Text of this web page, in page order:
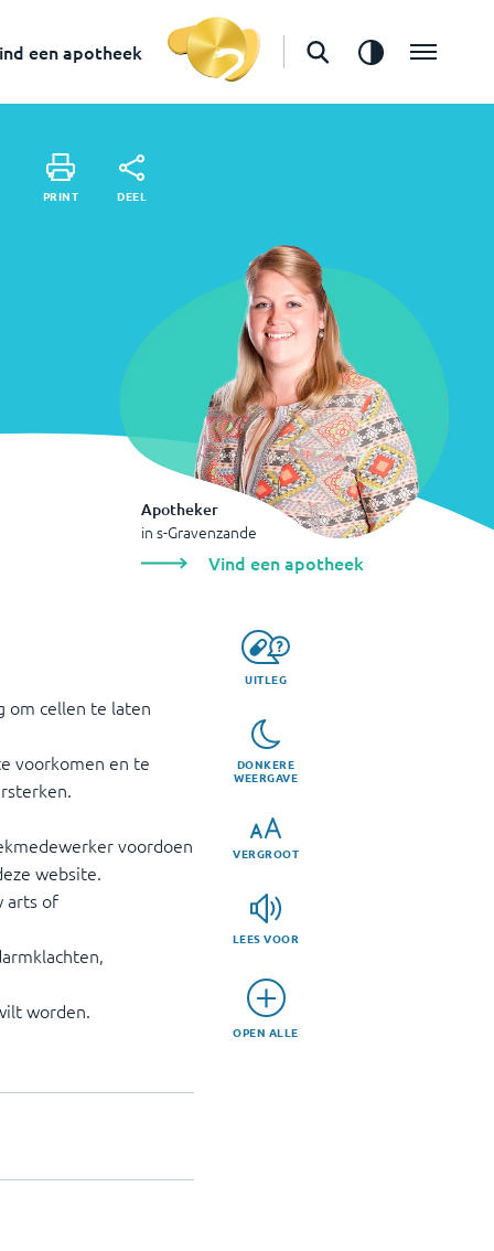
een apotheek
s-Gravenzande
Vind een apotheek
PRINT DEEL
Apotheker
in s-Gravenzande
Vind een apotheek
UITLEG
DONKERE
WEERGAVE
VERGROOT
LEES VOOR
OPEN ALLE
om cellen te laten
voorkomen en te
voordoen
website.
arts of
worden.